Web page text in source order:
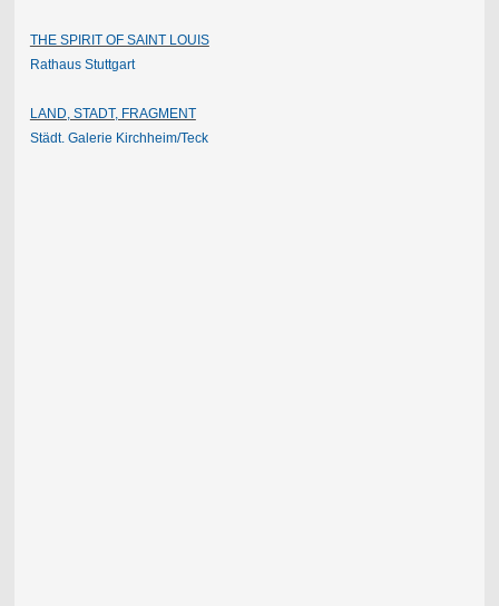
THE SPIRIT OF SAINT LOUIS
Rathaus Stuttgart
LAND, STADT, FRAGMENT
Städt. Galerie Kirchheim/Teck